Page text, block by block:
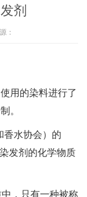
剂
：
用的染料进行了
。
香水协会）的
发剂的化学物质
，只有一种被称